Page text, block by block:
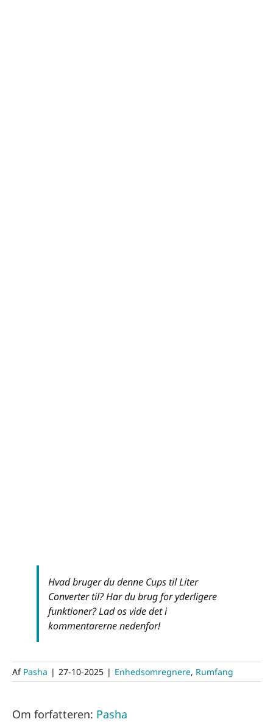
Hvad bruger du denne Cups til Liter
Converter til? Har du brug for yderligere
funktioner? Lad os vide det i
kommentarerne nedenfor!
Af Pasha | 27-10-2025 | Enhedsomregnere, Rumfang
Om forfatteren: Pasha